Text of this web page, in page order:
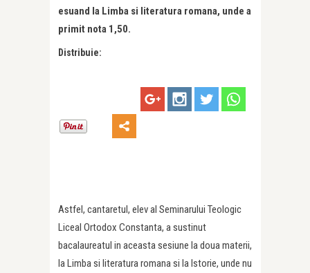
esuand la Limba si literatura romana, unde a
primit nota 1,50.
Distribuie:
Astfel, cantaretul, elev al Seminarului Teologic
Liceal Ortodox Constanta, a sustinut
bacalaureatul in aceasta sesiune la doua materii,
la Limba si literatura romana si la Istorie, unde nu